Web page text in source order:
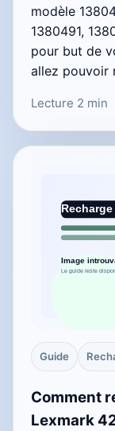
modèle
1380491,
pour but de
allez pouvoir
Lecture 2 min
Guide
Comment
Lexmark